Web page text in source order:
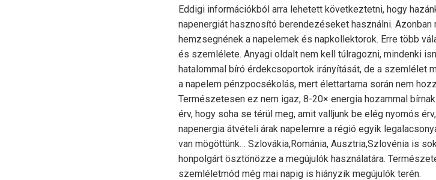
Eddigi információkból arra lehetett következtetni, hogy
napenergiát hasznosító berendezéseket használni.
hemzsegnének a napelemek és napkollektorok. Erre több
és szemlélete. Anyagi oldalt nem kell túlragozni, mindenki
hatalommal bíró érdekcsoportok irányítását, de a szemlélet
a napelem pénzpocsékolás, mert élettartama során nem
Természetesen ez nem igaz, 8-20× energia hozammal
érv, hogy soha se térül meg, amit valljunk be elég nyomós
napenergia átvételi árak napelemre a régió egyik
van mögöttünk… Szlovákia,Románia, Ausztria,Szlovénia is
honpolgárt ösztönözze a megújulók használatára.
szemléletmód még mai napig is hiányzik megújulók terén.